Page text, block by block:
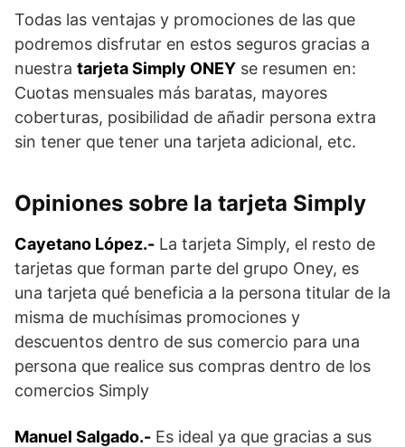
Todas las ventajas y promociones de las que
podremos disfrutar en estos seguros gracias a
nuestra tarjeta Simply ONEY se resumen en:
Cuotas mensuales más baratas, mayores
coberturas, posibilidad de añadir persona extra
sin tener que tener una tarjeta adicional, etc.
Opiniones sobre la tarjeta Simply
Cayetano López.- La tarjeta Simply, el resto de
tarjetas que forman parte del grupo Oney, es
una tarjeta qué beneficia a la persona titular de la
misma de muchísimas promociones y
descuentos dentro de sus comercio para una
persona que realice sus compras dentro de los
comercios Simply
Manuel Salgado.- Es ideal ya que gracias a sus